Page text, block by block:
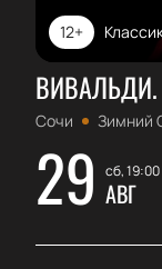
12+
Сочи Зимний
29 сб, 19:00
АВГ